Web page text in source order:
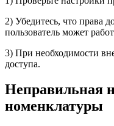
2) Убедитесь, что права
пользователь может
3) При необходимости
доступа.
Неправильная
номенклатуры